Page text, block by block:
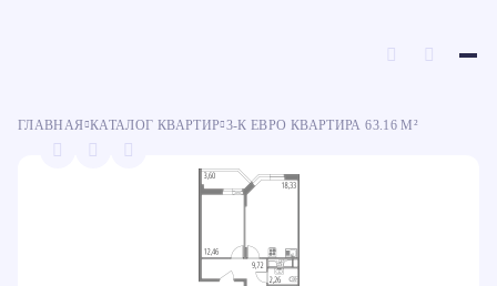
ГЛАВНАЯ КАТАЛОГ КВАРТИР 3-К ЕВРО КВАРТИРА 63.16 М²